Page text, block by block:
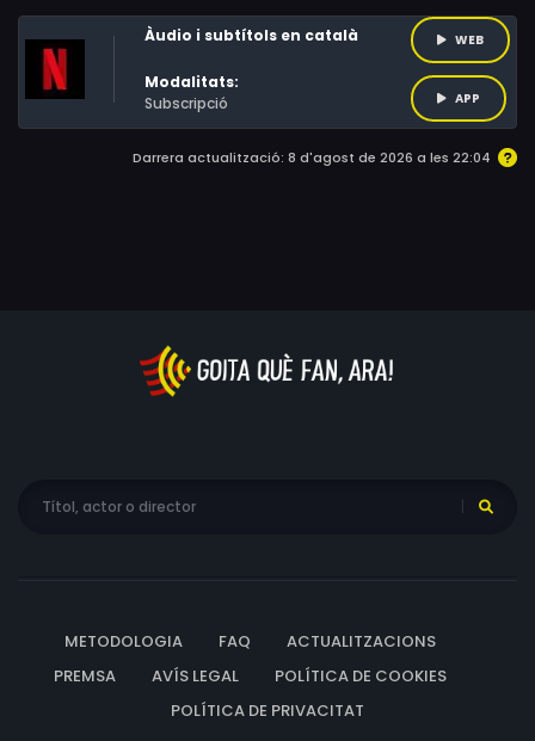
Àudio i subtítols en català
Modalitats:
Subscripció
WEB
APP
Darrera actualització: 8 d'agost de 2026 a les 22:04
METODOLOGIA FAQ
ACTUALITZACIONS
PREMSA
AVÍS LEGAL
POLÍTICA DE COOKIES
POLÍTICA DE PRIVACITAT